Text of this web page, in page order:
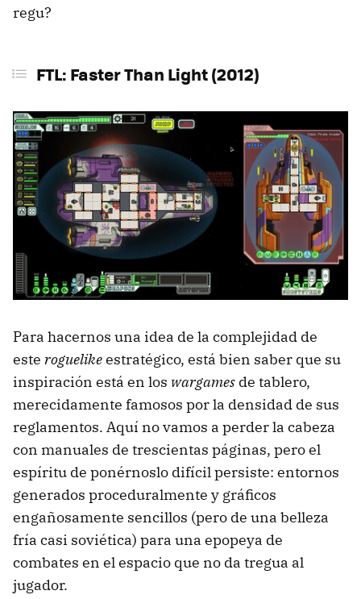
regu?
FTL: Faster Than Light (2012)
Para hacernos una idea de la complejidad de
este roguelikeestratégico, está bien saber que su
inspiración está en los wargames de tablero,
merecidamente famosos por la densidad de sus
reglamentos. Aquí no vamos a perder la cabeza
con manuales de trescientas páginas, pero el
espíritu de ponérnoslo difícil persiste: entornos
generados proceduralmente y gráficos
engañosamente sencillos (pero de una belleza
fría casi soviética) para una epopeya de
combates en el espacio que no da tregua al
jugador.